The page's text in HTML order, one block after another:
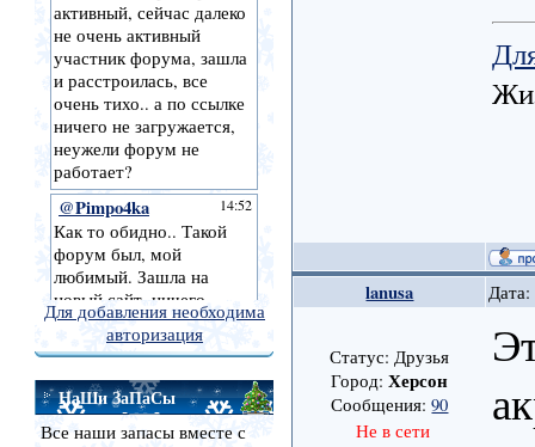
Для добавления необходима
авторизация
НаШи ЗаПаСы
Все наши запасы вместе с
lanusa Дата:
Статус: Друзья
Город:Херсон
Сообщения:90
Не в сети